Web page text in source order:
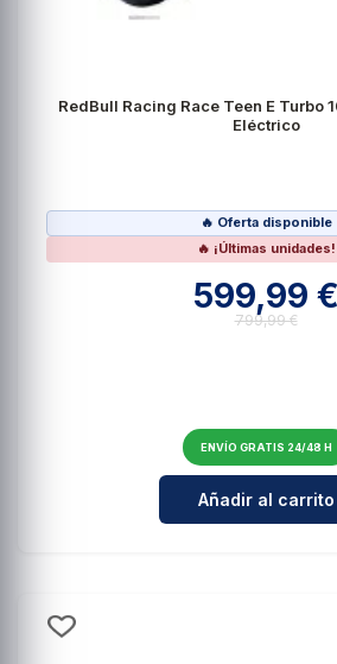
RedBull Racing Race Teen E Turbo
Eléctrico
🔥 Oferta disponible
🔥 ¡Últimas unidades!
599,99 €
799,99 €
ENVÍO GRATIS 24/48 H
Añadir al carrito